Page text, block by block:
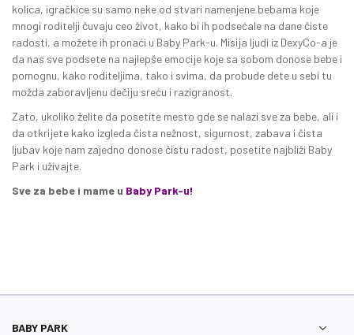
kolica, igračkice su samo neke od stvari namenjene bebama koje
mnogi roditelji čuvaju ceo život, kako bi ih podsećale na dane čiste
radosti, a možete ih pronaći u Baby Park-u. Misija ljudi iz DexyCo-a je
da nas sve podsete na najlepše emocije koje sa sobom donose bebe i
pomognu, kako roditeljima, tako i svima, da probude dete u sebi tu
možda zaboravljenu dečiju sreću i razigranost.
Zato, ukoliko želite da posetite mesto gde se nalazi sve za bebe, ali i
da otkrijete kako izgleda čista nežnost, sigurnost, zabava i čista
ljubav koje nam zajedno donose čistu radost, posetite najbliži Baby
Park i uživajte.
Sve za bebe i mame u Baby Park-u!
BABY PARK